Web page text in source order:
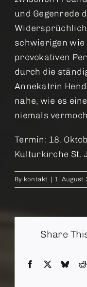
und Gegenrede
schwierigen
provokativen
durch die
Annekatrin
nahe, wie es
niemals
Termin: 18.
Kulturkirche St.
By kontakt | 1. August
Share
Facebook